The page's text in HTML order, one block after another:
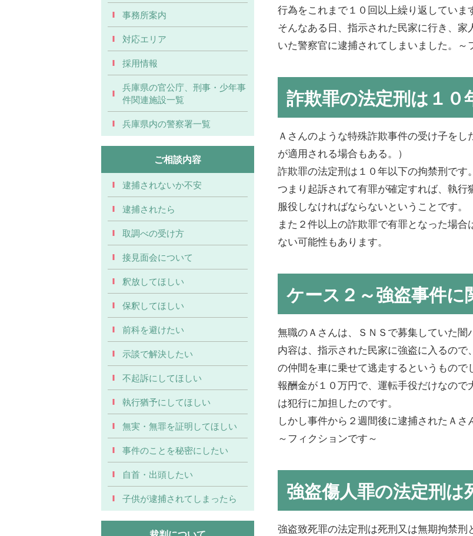
行為をこれまで１０回以上繰り返していま
そんなある日、指示された民家に行き、
いた警察官に逮捕されてしまいました。～
詐欺罪の法定刑は１０
Ａさんのような特殊詐欺事件の受け子を
が適用される場合もある。）
詐欺罪の法定刑は１０年以下の拘禁刑です。
つまり起訴されて有罪が確定すれば、執
服役しなければならないということです。
また２件以上の詐欺罪で有罪となった場
ない可能性もあります。
ケース２～強盗事件に
無職のＡさんは、ＳＮＳで募集していた闇
内容は、指示された民家に強盗に入るの
の仲間を車に乗せて逃走するというもので
報酬金が１０万円で、運転手役だけなの
は犯行に加担したのです。
しかし事件から２週間後に逮捕されたＡさ
～フィクションです～
強盗傷人罪の法定刑は
強盗致死罪の法定刑は死刑又は無期拘禁刑
事務所案内
対応エリア
採用情報
兵庫県の官公庁、刑事・少年事
件関連施設一覧
兵庫県内の警察署一覧
ご相談内容
逮捕されないか不安
逮捕されたら
取調べの受け方
接見面会について
釈放してほしい
保釈してほしい
前科を避けたい
示談で解決したい
不起訴にしてほしい
執行猶予にしてほしい
無実・無罪を証明してほしい
事件のことを秘密にしたい
自首・出頭したい
子供が逮捕されてしまったら